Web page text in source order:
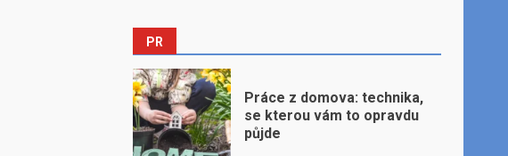
PR
Práce z domova: technika,
se kterou vám to opravdu
půjde